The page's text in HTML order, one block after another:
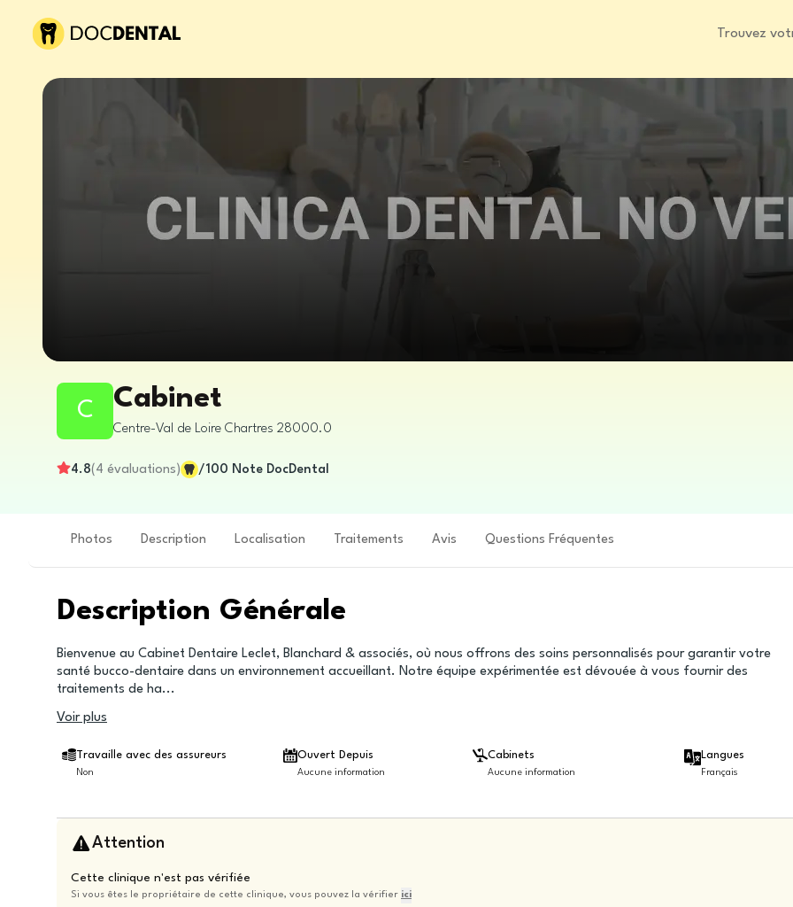
Trouvez
C Cabinet
Centre-Val de Loire Chartres 28000.0
4.8( 4 évaluations) /100 Note DocDental
Photos Description Localisation Traitements Avis Questions Fréquentes
Description Générale
Bienvenue au Cabinet Dentaire Leclet, Blanchard & associés, où nous offrons des soins personnalisés pour garantir votre
santé bucco-dentaire dans un environnement accueillant. Notre équipe expérimentée est dévouée à vous fournir des
traitements de ha...
Voir plus
Travaille avec des assureurs
Non
Ouvert Depuis
Aucune information
Cabinets
Aucune information
Langues
Français
Attention
Cette clinique n'est pas vérifiée
Si vous êtes le propriétaire de cette clinique, vous pouvez la vérifier ici